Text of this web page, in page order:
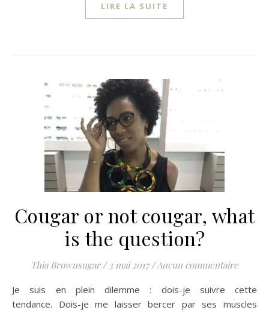
LIRE LA SUITE
Cougar or not cougar, what
is the question?
Thia Brownsugar / 3 mai 2017 /Aucun commentaire
Je suis en plein dilemme : dois-je suivre cette
tendance. Dois-je me laisser bercer par ses muscles